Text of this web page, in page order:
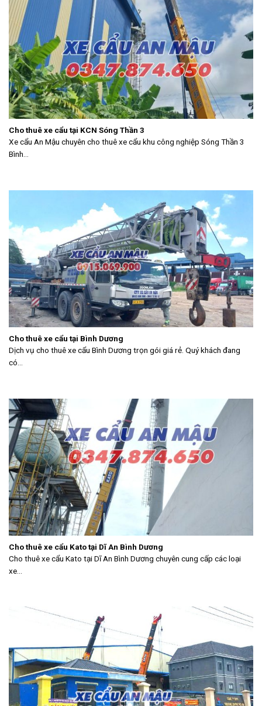
Cho thuê xe cẩu tại KCN Sóng Thần 3
Xe cẩu An Mậu chuyên cho thuê xe cẩu khu công nghiệp Sóng Thần 3
Bình...
Cho thuê xe cẩu tại Bình Dương
Dịch vụ cho thuê xe cẩu Bình Dương trọn gói giá rẻ. Quý khách đang
có...
Cho thuê xe cẩu Kato tại Dĩ An Bình Dương
Cho thuê xe cẩu Kato tại Dĩ An Bình Dương chuyên cung cấp các loại
xe...